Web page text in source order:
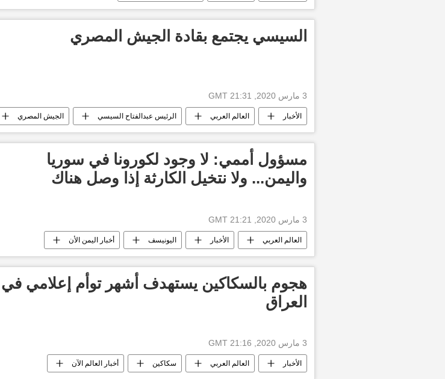
السيسي يجتمع بقادة الجيش المصري
3 مارس 2020, 21:31 GMT
الأخبار العالم العربي الرئيس عبدالفتاح السيسي الجيش المصري
أخبار العالم الآن
مسؤول أممي: لا وجود لكورونا في سوريا
واليمن... ولا نتخيل الكارثة إذا وصل هناك
3 مارس 2020, 21:21 GMT
العالم العربي الأخبار اليونيسف أخبار اليمن الأن
هجوم بالسكاكين يستهدف أشهر توأم إعلامي في
العراق
3 مارس 2020, 21:16 GMT
الأخبار العالم العربي سكاكين أخبار العالم الآن